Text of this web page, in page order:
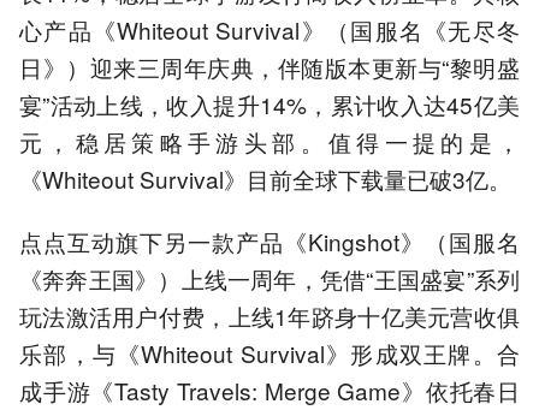
心产品《Whiteout Survival》（国服名《无尽冬
日》）迎来三周年庆典，伴随版本更新与“黎明盛
宴”活动上线，收入提升14%，累计收入达45亿美
元，稳居策略手游头部。值得一提的是，
《Whiteout Survival》目前全球下载量已破3亿。
点点互动旗下另一款产品《Kingshot》（国服名
《奔奔王国》）上线一周年，凭借“王国盛宴”系列
玩法激活用户付费，上线1年跻身十亿美元营收俱
乐部，与《Whiteout Survival》形成双王牌。合
成手游《Tasty Travels: Merge Game》依托春日